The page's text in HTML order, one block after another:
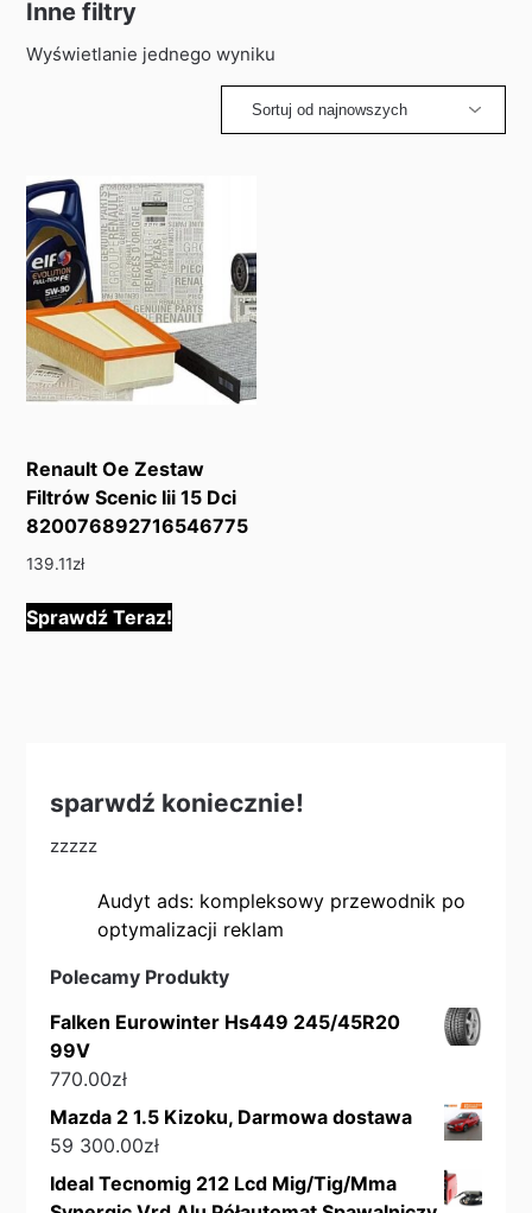
Inne filtry
Wyświetlanie jednego wyniku
Renault Oe Zestaw
Filtrów Scenic Iii 15 Dci
820076892716546775
139.11zł
Sprawdź Teraz!
sparwdź koniecznie!
zzzzz
Audyt ads: kompleksowy przewodnik po
optymalizacji reklam
Polecamy Produkty
Falken Eurowinter Hs449 245/45R20
99V
770.00zł
Mazda 2 1.5 Kizoku, Darmowa dostawa
59 300.00zł
Ideal Tecnomig 212 Lcd Mig/Tig/Mma